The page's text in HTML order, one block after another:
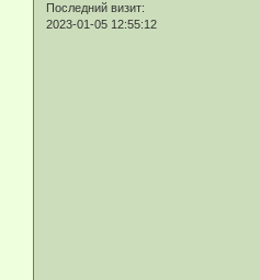
Последний визит:
2023-01-05 12:55:12